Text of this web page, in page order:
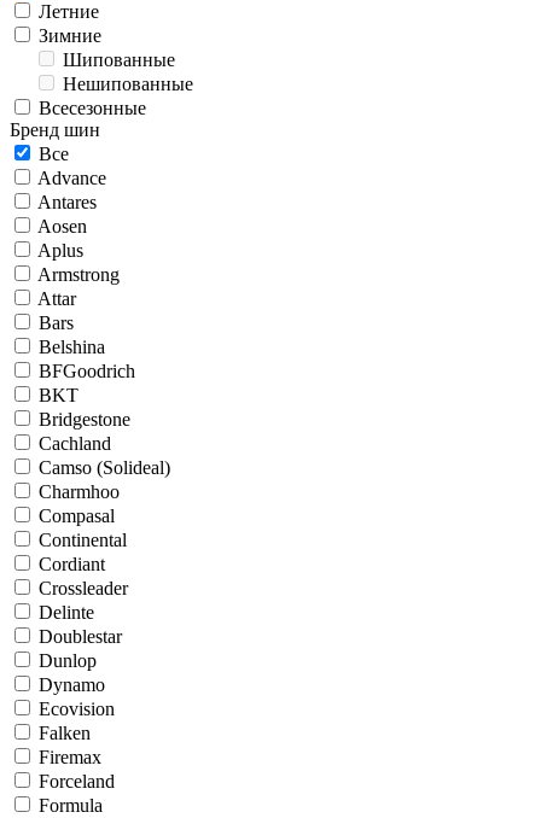
Летние
Зимние
Шипованные
Нешипованные
Всесезонные
Бренд шин
Все
Advance
Antares
Aosen
Aplus
Armstrong
Attar
Bars
Belshina
BFGoodrich
BKT
Bridgestone
Cachland
Camso (Solideal)
Charmhoo
Compasal
Continental
Cordiant
Crossleader
Delinte
Doublestar
Dunlop
Dynamo
Ecovision
Falken
Firemax
Forceland
Formula